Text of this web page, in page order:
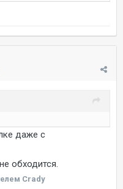
даже с
обходится.
Crady